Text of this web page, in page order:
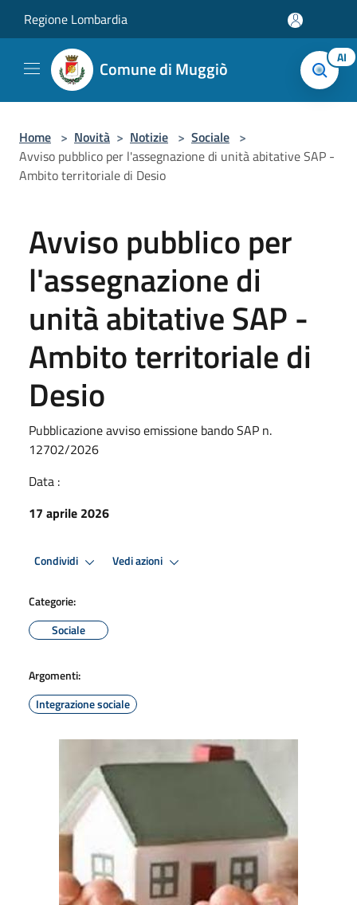
Regione Lombardia
Comune di Muggiò AI
Home > Novità > Notizie > Sociale >
Avviso pubblico per l'assegnazione di unità abitative SAP -
Ambito territoriale di Desio
Avviso pubblico per
l'assegnazione di
unità abitative SAP -
Ambito territoriale di
Desio
Pubblicazione avviso emissione bando SAP n.
12702/2026
Data :
17 aprile 2026
Condividi Vedi azioni
Categorie:
Sociale
Argomenti:
Integrazione sociale